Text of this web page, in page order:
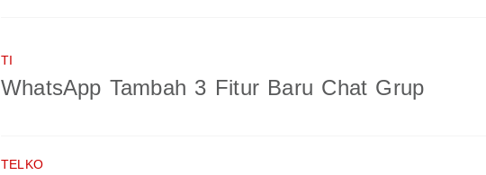
TI
WhatsApp Tambah 3 Fitur Baru Chat Grup
TELKO